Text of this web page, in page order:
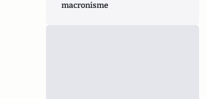
macronisme